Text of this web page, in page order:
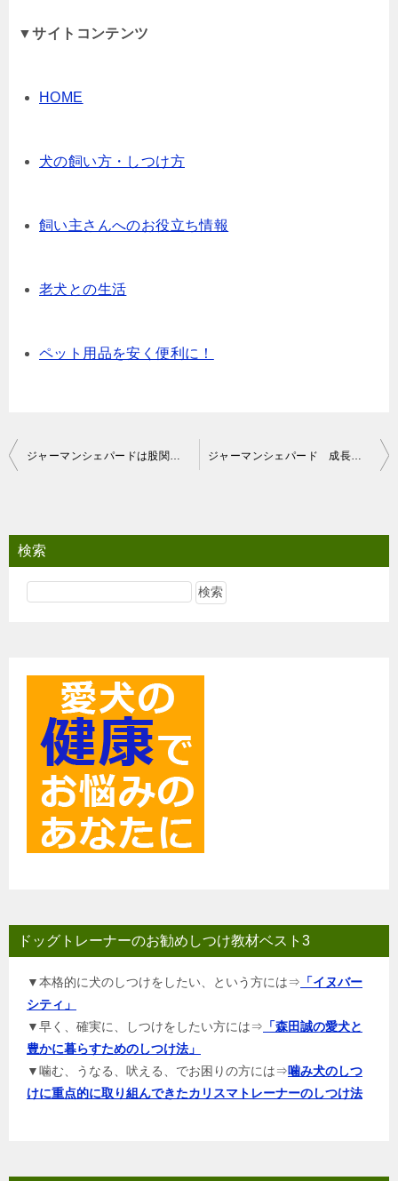
▼サイトコンテンツ
HOME
犬の飼い方・しつけ方
飼い主さんへのお役立ち情報
老犬との生活
ペット用品を安く便利に！
投
ビ
ゲ
ジャーマンシェパードは股関節に注意 ジャーマンシェパード 成長期の体重管理
検索
ドッグトレーナーのお勧めしつけ教材ベスト3
▼本格的に犬のしつけをしたい、という方には⇒ 「イヌバー
シティ」
▼早く、確実に、しつけをしたい方には⇒ 「森田誠の愛犬と
豊かに暮らすためのしつけ法」
▼噛む、うなる、吠える、でお困りの方には⇒噛み犬のしつ
けに重点的に取り組んできたカリスマトレーナーのしつけ法